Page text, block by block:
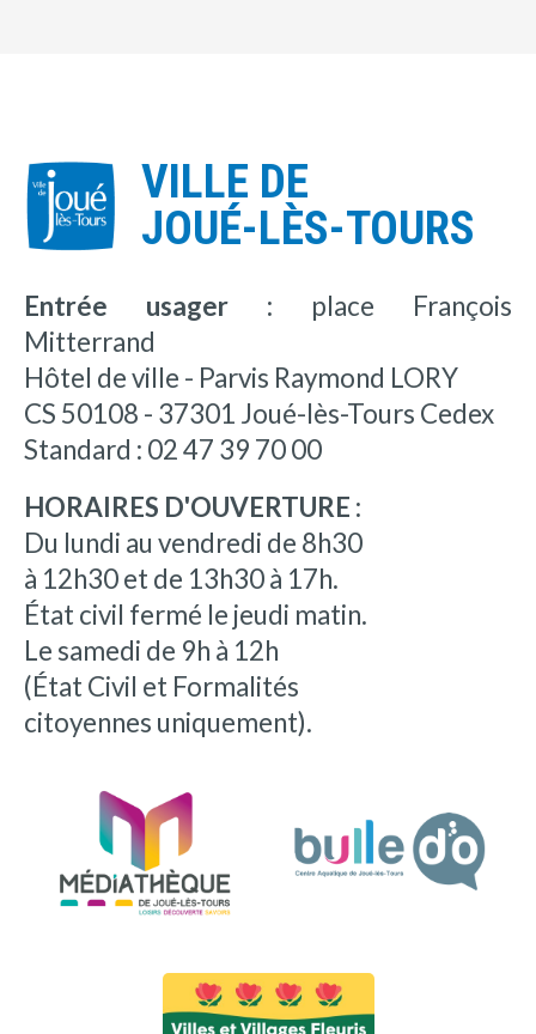
VILLE DE
JOUÉ-LÈS-TOURS
Entrée usager : place François
Mitterrand
Hôtel de ville - Parvis Raymond LORY
CS 50108 - 37301 Joué-lès-Tours Cedex
Standard : 02 47 39 70 00
HORAIRES D'OUVERTURE :
Du lundi au vendredi de 8h30
à 12h30 et de 13h30 à 17h.
État civil fermé le jeudi matin.
Le samedi de 9h à 12h
(État Civil et Formalités
citoyennes uniquement).